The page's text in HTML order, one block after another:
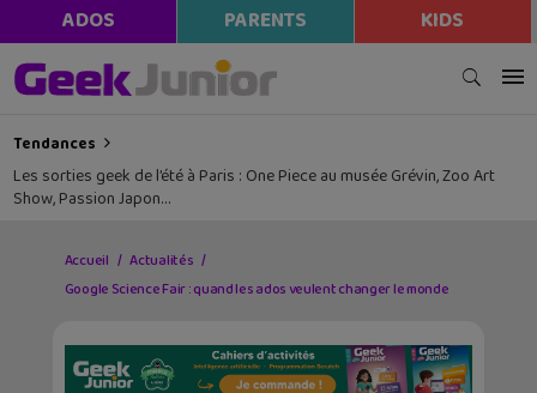
ADOS PARENTS KIDS
Tendances
Les sorties geek de l’été à Paris : One Piece au musée Grévin, Zoo Art
Show, Passion Japon…
Accueil
Actualités
Google Science Fair : quand les ados veulent changer le monde